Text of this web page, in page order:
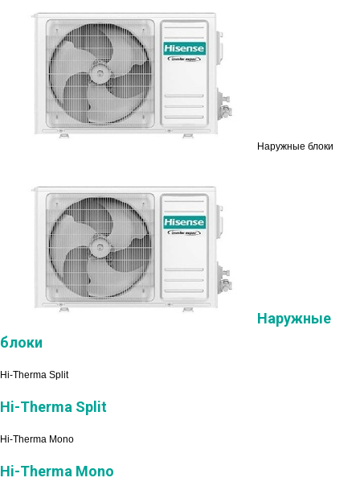
Наружные блоки
Наружные
блоки
Hi-Therma Split
Hi-Therma Split
Hi-Therma Mono
Hi-Therma Mono